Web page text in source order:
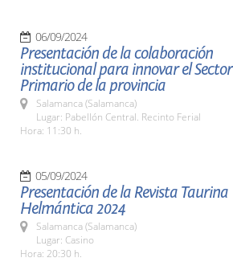
06/09/2024
Presentación de la colaboración
institucional para innovar el Sector
Primario de la provincia
Salamanca (Salamanca)
Lugar: Pabellón Central. Recinto Ferial
Hora: 11:30 h.
05/09/2024
Presentación de la Revista Taurina
Helmántica 2024
Salamanca (Salamanca)
Lugar: Casino
Hora: 20:30 h.